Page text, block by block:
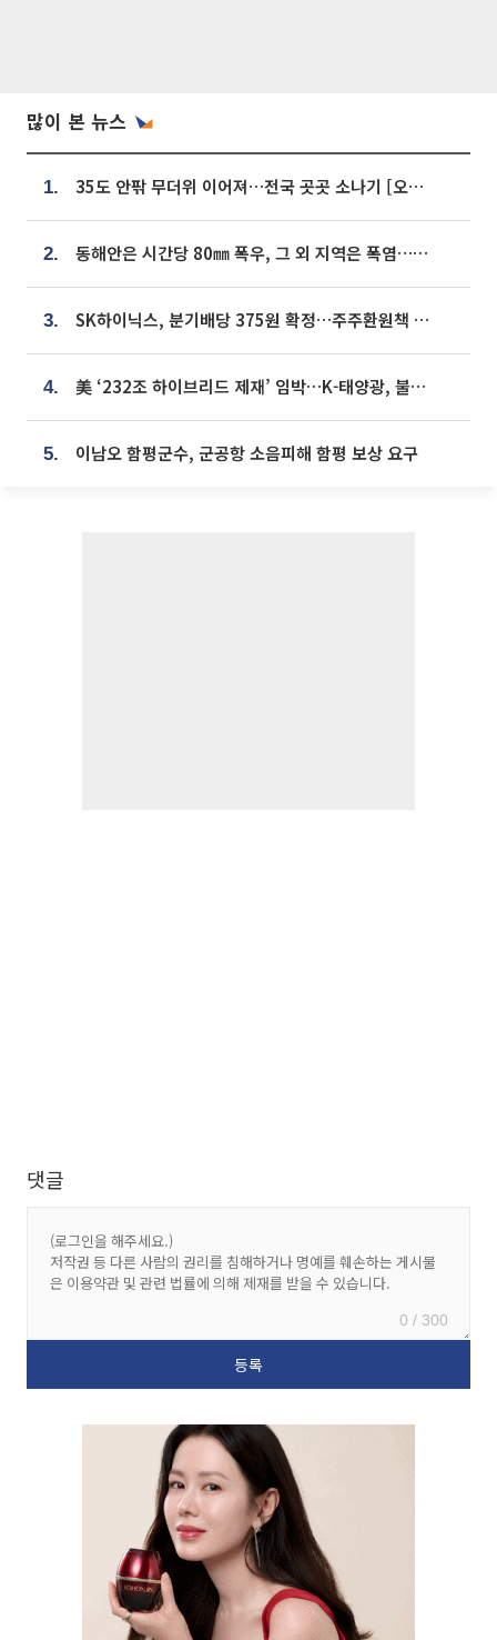
많이 본 뉴스
1. 35도 안팎 무더위 이어져…전국 곳곳 소나기 [오늘 날씨]
2. 동해안은 시간당 80㎜ 폭우, 그 외 지역은 폭염…‘극과 극 날씨’
3. SK하이닉스, 분기배당 375원 확정…주주환원책 9월로 앞당겨 발표
4. 美 ‘232조 하이브리드 제재’ 임박…K-태양광, 불확실성 털고 날개 다나
5. 이남오 함평군수, 군공항 소음피해 함평 보상 요구
댓글
0 / 300